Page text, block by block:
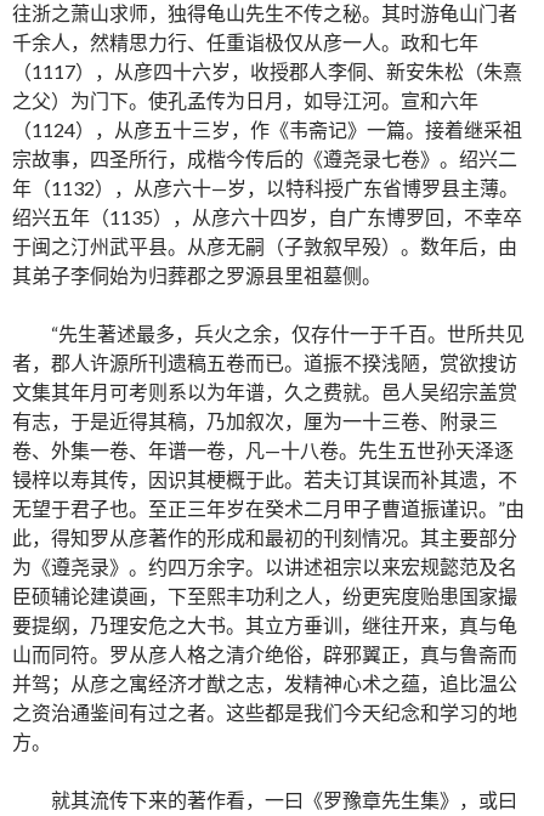
往浙之萧山求师，独得龟山先生不传之秘。其时游龟山门者
千余人，然精思力行、任重诣极仅从彦一人。政和七年
（1117），从彦四十六岁，收授郡人李侗、新安朱松（朱熹
之父）为门下。使孔孟传为日月，如导江河。宣和六年
（1124），从彦五十三岁，作《韦斋记》一篇。接着继采祖
宗故事，四圣所行，成楷今传后的《遵尧录七卷》。绍兴二
年（1132），从彦六十—岁，以特科授广东省博罗县主薄。
绍兴五年（1135），从彦六十四岁，自广东博罗回，不幸卒
于闽之汀州武平县。从彦无嗣（子敦叙早殁）。数年后，由
其弟子李侗始为归葬郡之罗源县里祖墓侧。
“先生著述最多，兵火之余，仅存什一于千百。世所共见
者，郡人许源所刊遗稿五卷而已。道振不揆浅陋，赏欲搜访
文集其年月可考则系以为年谱，久之费就。邑人吴绍宗盖赏
有志，于是近得其稿，乃加叙次，厘为一十三卷、附录三
卷、外集一卷、年谱一卷，凡—十八卷。先生五世孙天泽逐
锓梓以寿其传，因识其梗概于此。若夫订其误而补其遗，不
无望于君子也。至正三年岁在癸术二月甲子曹道振谨识。”由
此，得知罗从彦著作的形成和最初的刊刻情况。其主要部分
为《遵尧录》。约四万余字。以讲述祖宗以来宏规懿范及名
臣硕辅论建谟画，下至熙丰功利之人，纷更宪度贻患国家撮
要提纲，乃理安危之大书。其立方垂训，继往开来，真与龟
山而同符。罗从彦人格之清介绝俗，辟邪翼正，真与鲁斋而
并驾；从彦之寓经济才猷之志，发精神心术之蕴，追比温公
之资治通鉴间有过之者。这些都是我们今天纪念和学习的地
方。
就其流传下来的著作看，一曰《罗豫章先生集》，或曰